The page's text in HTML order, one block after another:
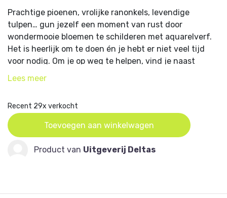
Prachtige pioenen, vrolijke ranonkels, levendige
tulpen… gun jezelf een moment van rust door
wondermooie bloemen te schilderen met aquarelverf.
Het is heerlijk om te doen én je hebt er niet veel tijd
voor nodig. Om je op weg te helpen, vind je naast
talloze tips ook een overzicht van het materiaal dat je
aan je aquarelavontuur te beginnen. Gebrocheerde
uitgave met flappen.
Lees meer
Recent 29x verkocht
Toevoegen aan winkelwagen
Product van Uitgeverij Deltas